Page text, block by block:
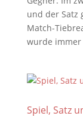
und der Satz
Match-
wurde immer
Spiel, Satz